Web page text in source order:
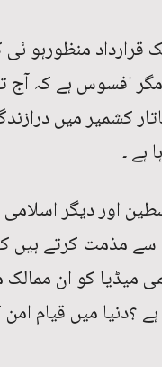
قرارداد منظورہو
افسوس ہے کہ آج
کشمیر میں
ہے ۔
اور دیگر
مذمت کرتے ہیں
میڈیا کو ان ممالک
میں قیام امن